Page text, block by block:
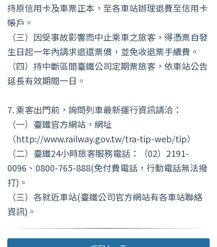
持原信用卡及車票正本，至各車站辦理退費至信用卡
帳戶。
（三）因受事故影響而中止乘車之旅客，得憑票自發
生日起一年內請求退還票價，並免收退票手續費。
（四）持中斷區間臺鐵公司定期票旅客，依車站公告
延長有效期間一日。
7. 乘客出門前，詢問列車最新運行資訊請洽：
（一）臺鐵官方網站，網址
（http://www.railway.gov.tw/tra-tip-web/tip）
（二）臺鐵24小時旅客服務電話：（02）2191-
0096、0800-765-888(免付費電話，行動電話無法撥
打)。
（三）各就近車站(臺鐵公司官方網站有各車站聯絡
資訊)。